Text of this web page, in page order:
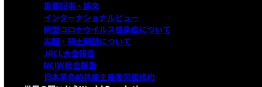
重要記事・論文
インターナショナルビュー
新型コロナウイルス感染症について
尖閣・領土問題について
JRCL大会報告
NCIW総会報告
日本革命的共産主義者同盟規約